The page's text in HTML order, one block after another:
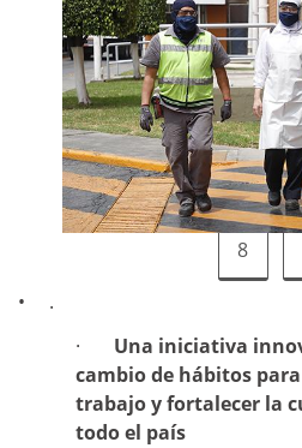
1 2 3
8
.
· Una iniciativa
cambio de hábitos
trabajo y fortalecer la
todo el país